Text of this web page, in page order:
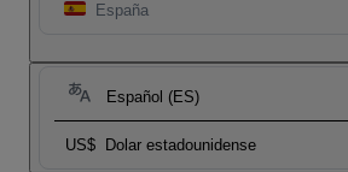
España
Español (ES)
US$ Dolar estadounidense